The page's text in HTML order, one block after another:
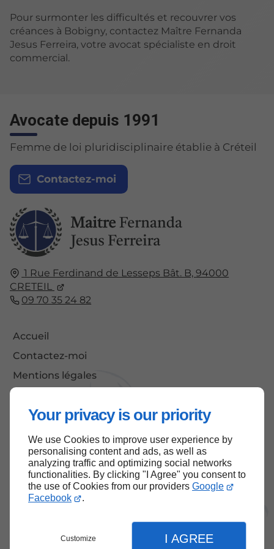
Your privacy is our priority
We use Cookies to improve user experience by
personalising content and ads, as well as
analyzing traffic and optimizing social networks
functionalities. By clicking "I Agree" you consent to
the use of Cookies from our providers Google
Facebook
.
Customize I AGREE
Pour surmonter les difficultés et recouvrer vos
créances à Bobigny, contactez Maître Fernanda
Jesus Ferreira, votre avocat spécialiste en droit
commercial.
1 Rue Ferdinand de Lesseps Bât. B,94000
CRETEIL
09 70 35 24 82
Accueil
Contactez-moi
Mentions légales
Avocate depuis 1991
Femme de loi pluridisciplinaire établie à Créteil
Contactez-moi
Haut de page